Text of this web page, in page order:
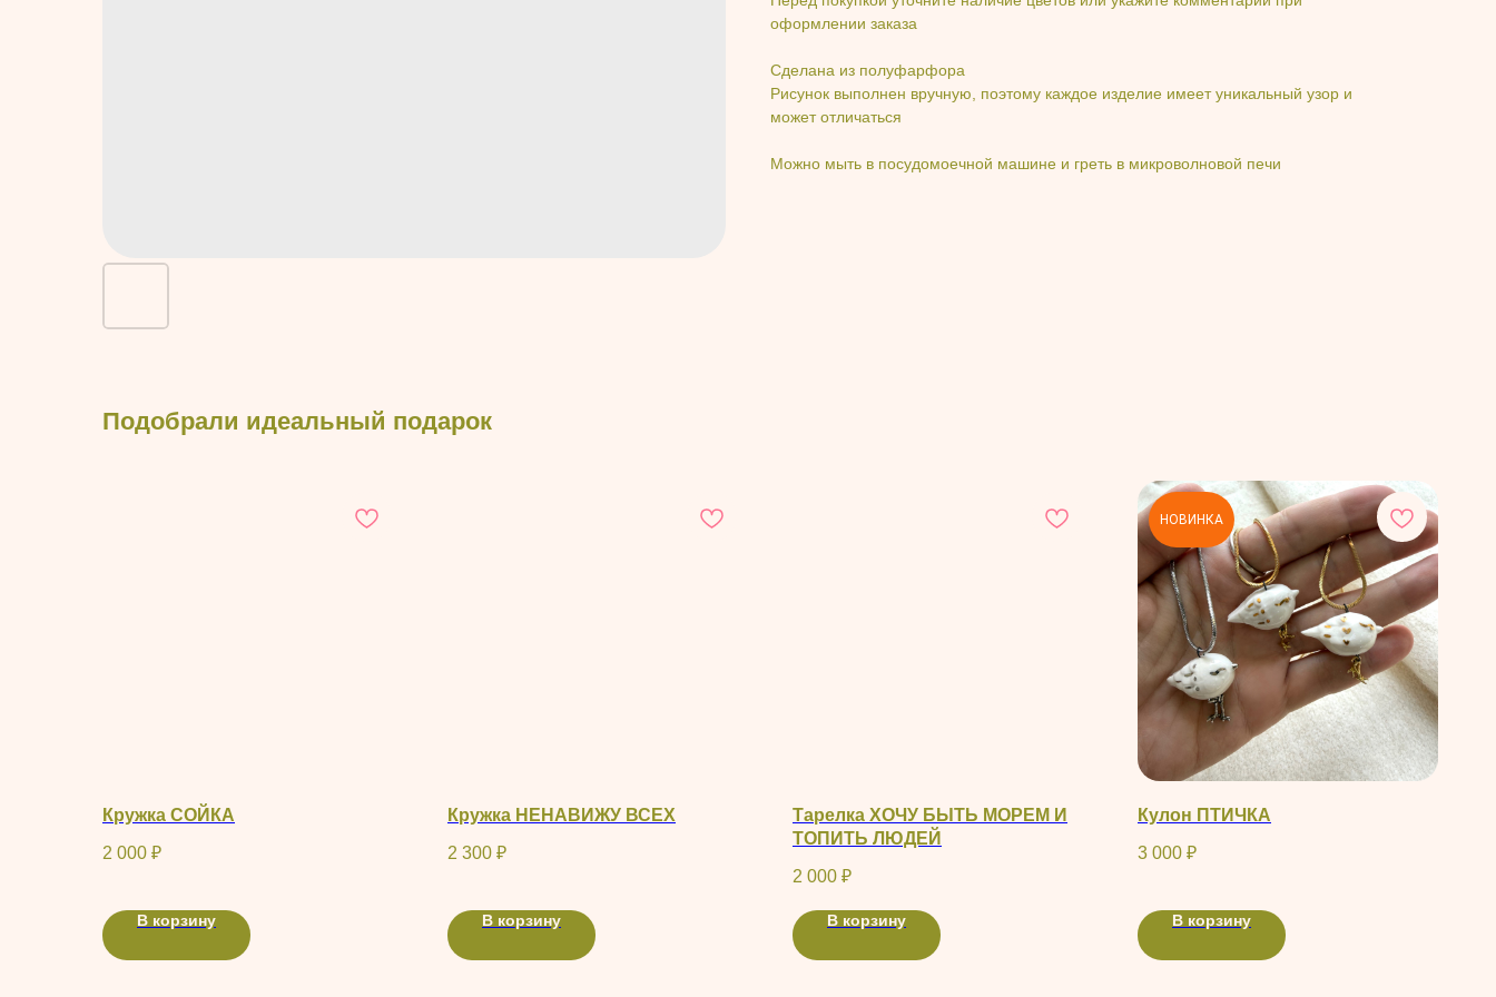
оформлении заказа
Сделана из полуфарфора
Рисунок выполнен вручную, поэтому каждое изделие имеет уникальный узор и
может отличаться
Можно мыть в посудомоечной машине и греть в микроволновой печи
Подобрали идеальный подарок
Кружка СОЙКА
2 000 ₽
В корзину
Кружка НЕНАВИЖУ ВСЕХ
2 300 ₽
В корзину
Тарелка ХОЧУ БЫТЬ МОРЕМ И
ТОПИТЬ ЛЮДЕЙ
2 000 ₽
В корзину
НОВИНКА
Кулон ПТИЧКА
3 000 ₽
В корзину